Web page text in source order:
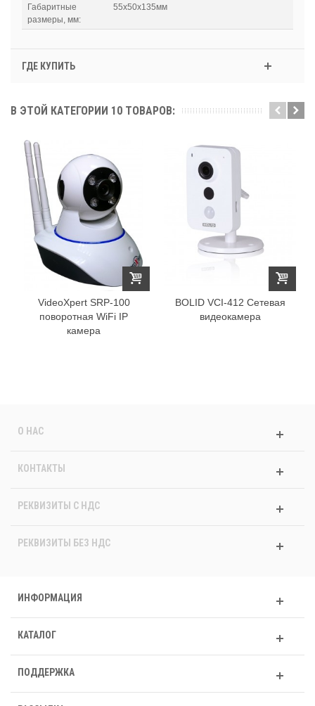
Габаритные
размеры, мм:
55х50х135мм
ГДЕ КУПИТЬ
В ЭТОЙ КАТЕГОРИИ 10 ТОВАРОВ:
VideoXpert SRP-100
поворотная WiFi IP
камера
BOLID VCI-412 Сетевая
видеокамера
О НАС
КОНТАКТЫ
РЕКВИЗИТЫ C НДС
РЕКВИЗИТЫ БЕЗ НДС
ИНФОРМАЦИЯ
КАТАЛОГ
ПОДДЕРЖКА